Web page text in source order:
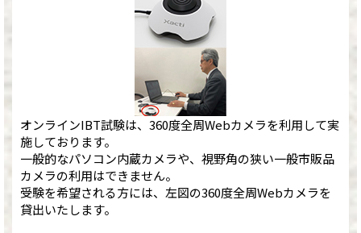
オンラインIBT試験は、360度全周Webカメラを利用して実
施しております。
一般的なパソコン内蔵カメラや、視野角の狭い一般市販品
カメラの利用はできません。
受験を希望される方には、左図の360度全周Webカメラを
貸出いたします。